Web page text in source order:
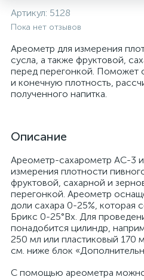
Артикул: 5128
Пока нет отзывов
Ареометр для измерения
сусла, а также фруктовой,
перед перегонкой. Поможет
и конечную плотность,
полученного напитка.
Описание
Ареометр-сахарометр АС-3
измерения плотности
фруктовой, сахарной и
перегонкой. Ареометр
доли сахара 0-25%, которая
Брикс 0-25°Bx. Для
понадобится цилиндр,
250 мл или пластиковый 170
см. ниже блок
С помощью ареометра